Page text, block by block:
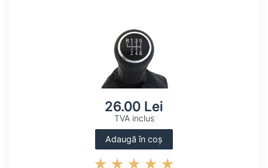
26.00 Lei
TVA inclus
Adaugă în coș